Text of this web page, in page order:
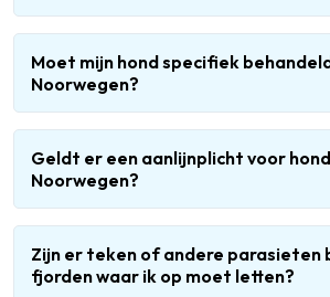
Moet mijn hond specifiek
Noorwegen?
Geldt er een aanlijnplicht voor
Noorwegen?
Zijn er teken of andere parasieten
fjorden waar ik op moet letten?